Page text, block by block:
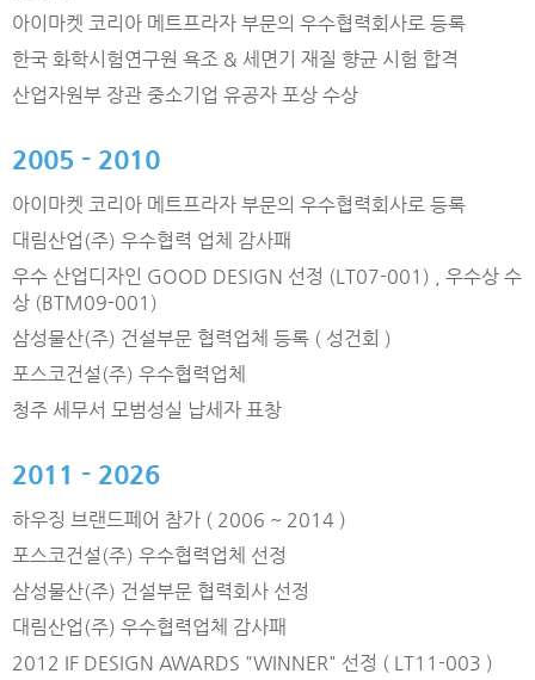
아이마켓 코리아 메트프라자 부문의 우수협력회사로 등록
한국 화학시험연구원 욕조 & 세면기 재질 향균 시험 합격
산업자원부 장관 중소기업 유공자 포상 수상
2005 - 2010
아이마켓 코리아 메트프라자 부문의 우수협력회사로 등록
대림산업(주) 우수협력 업체 감사패
우수 산업디자인 GOOD DESIGN 선정 (LT07-001) , 우수상 수
상 (BTM09-001)
삼성물산(주) 건설부문 협력업체 등록 ( 성건회 )
포스코건설(주) 우수협력업체
청주 세무서 모범성실 납세자 표창
2011 - 2026
하우징 브랜드페어 참가 ( 2006 ~ 2014 )
포스코건설(주) 우수협력업체 선정
삼성물산(주) 건설부문 협력회사 선정
대림산업(주) 우수협력업체 감사패
2012 IF DESIGN AWARDS "WINNER" 선정 ( LT11-003 )